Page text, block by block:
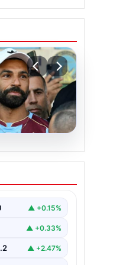
olay
▲ +0.15%
▲ +0.33%
▲ +2.47%